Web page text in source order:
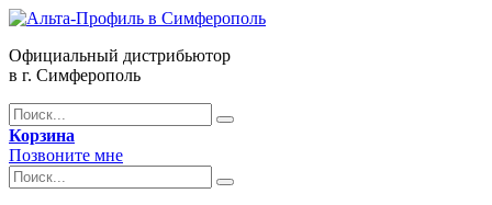
Официальный дистрибьютор
в г. Симферополь
Корзина
Позвоните мне